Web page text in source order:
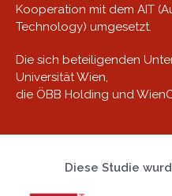
Kooperation mit dem AIT
Technology) umgesetzt.
Die sich beteiligenden
Universität Wien,
die ÖBB Holding und
Diese Studie